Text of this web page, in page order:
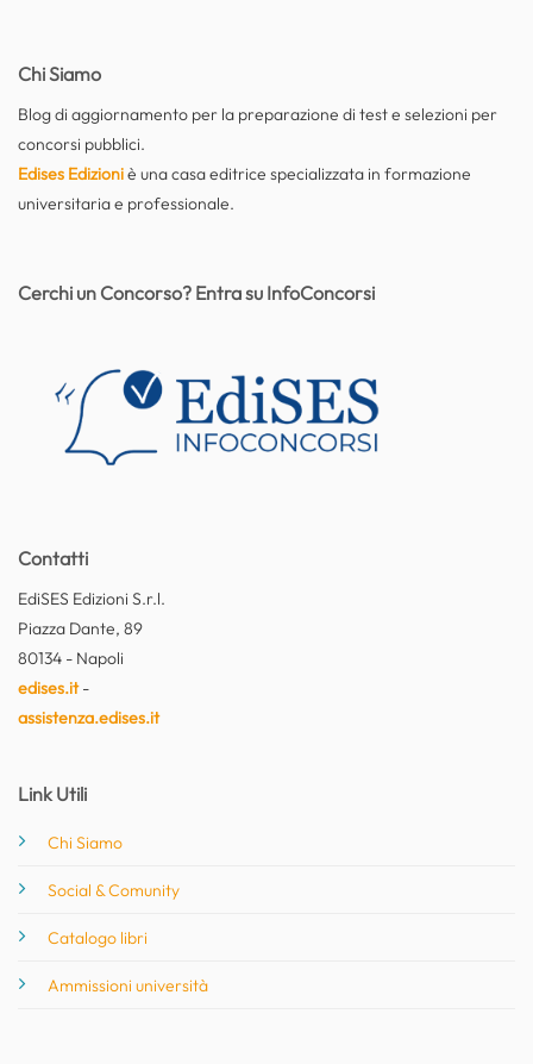
Chi Siamo
Blog di aggiornamento per la preparazione di test e selezioni per
concorsi pubblici.
Edises Edizioniè una casa editrice specializzata in formazione
universitaria e professionale.
Contatti
EdiSES Edizioni S.r.l.
Piazza Dante, 89
80134 - Napoli
edises.it-
assistenza.edises.it
Link Utili
Chi Siamo
Social & Comunity
Catalogo libri
Ammissioni università
Cerchi un Concorso? Entra su InfoConcorsi